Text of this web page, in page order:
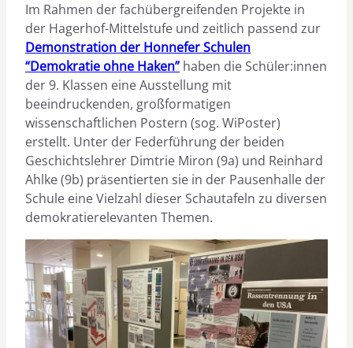
Im Rahmen der fachübergreifenden Projekte in
der Hagerhof-Mittelstufe und zeitlich passend zur
Demonstration der Honnefer Schulen
“Demokratie ohne Haken” haben die Schüler:innen
der 9. Klassen eine Ausstellung mit
beeindruckenden, großformatigen
wissenschaftlichen Postern (sog. WiPoster)
erstellt. Unter der Federführung der beiden
Geschichtslehrer Dimtrie Miron (9a) und Reinhard
Ahlke (9b) präsentierten sie in der Pausenhalle der
Schule eine Vielzahl dieser Schautafeln zu diversen
demokratierelevanten Themen.